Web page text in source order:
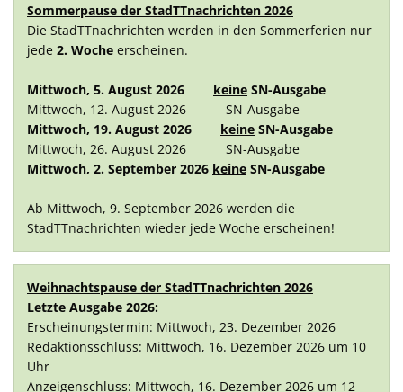
Sommerpause der StadTTnachrichten 2026
Die StadTTnachrichten werden in den Sommerferien nur
jede 2. Woche erscheinen.
Mittwoch, 5. August 2026 keine SN-Ausgabe
Mittwoch, 12. August 2026 SN-Ausgabe
Mittwoch, 19. August 2026 keine SN-Ausgabe
Mittwoch, 26. August 2026 SN-Ausgabe
Mittwoch, 2. September 2026 keine SN-Ausgabe
Ab Mittwoch, 9. September 2026 werden die
StadTTnachrichten wieder jede Woche erscheinen!
Weihnachtspause der StadTTnachrichten 2026
Letzte Ausgabe 2026:
Erscheinungstermin: Mittwoch, 23. Dezember 2026
Redaktionsschluss: Mittwoch, 16. Dezember 2026 um 10
Uhr
Anzeigenschluss: Mittwoch, 16. Dezember 2026 um 12